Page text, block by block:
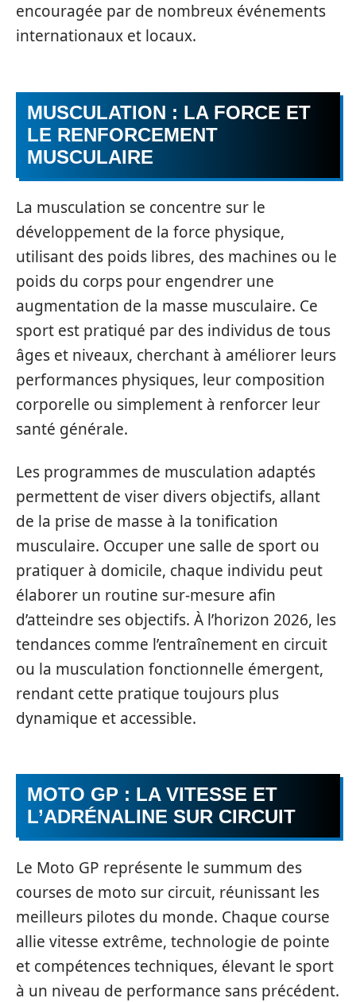
encouragée par de nombreux événements
internationaux et locaux.
MUSCULATION : LA FORCE ET
LE RENFORCEMENT
MUSCULAIRE
La musculation se concentre sur le
développement de la force physique,
utilisant des poids libres, des machines ou le
poids du corps pour engendrer une
augmentation de la masse musculaire. Ce
sport est pratiqué par des individus de tous
âges et niveaux, cherchant à améliorer leurs
performances physiques, leur composition
corporelle ou simplement à renforcer leur
santé générale.
Les programmes de musculation adaptés
permettent de viser divers objectifs, allant
de la prise de masse à la tonification
musculaire. Occuper une salle de sport ou
pratiquer à domicile, chaque individu peut
élaborer un routine sur-mesure afin
d’atteindre ses objectifs. À l’horizon 2026, les
tendances comme l’entraînement en circuit
ou la musculation fonctionnelle émergent,
rendant cette pratique toujours plus
dynamique et accessible.
MOTO GP : LA VITESSE ET
L’ADRÉNALINE SUR CIRCUIT
Le Moto GP représente le summum des
courses de moto sur circuit, réunissant les
meilleurs pilotes du monde. Chaque course
allie vitesse extrême, technologie de pointe
et compétences techniques, élevant le sport
à un niveau de performance sans précédent.